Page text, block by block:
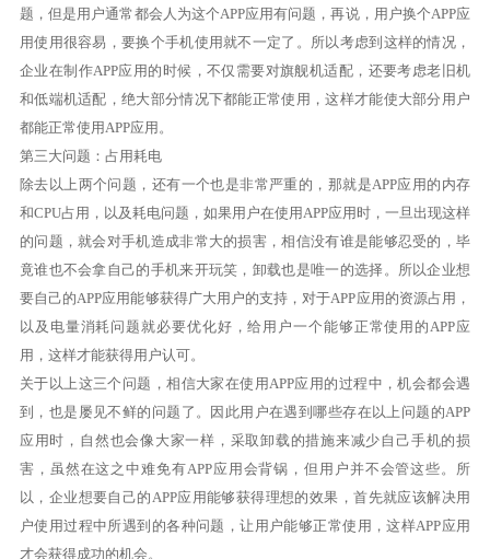
题，但是用户通常都会人为这个APP应用有问题，再说，用户换个APP应
用使用很容易，要换个手机使用就不一定了。所以考虑到这样的情况，
企业在制作APP应用的时候，不仅需要对旗舰机适配，还要考虑老旧机
和低端机适配，绝大部分情况下都能正常使用，这样才能使大部分用户
都能正常使用APP应用。
第三大问题：占用耗电
除去以上两个问题，还有一个也是非常严重的，那就是APP应用的内存
和CPU占用，以及耗电问题，如果用户在使用APP应用时，一旦出现这样
的问题，就会对手机造成非常大的损害，相信没有谁是能够忍受的，毕
竟谁也不会拿自己的手机来开玩笑，卸载也是唯一的选择。所以企业想
要自己的APP应用能够获得广大用户的支持，对于APP应用的资源占用，
以及电量消耗问题就必要优化好，给用户一个能够正常使用的APP应
用，这样才能获得用户认可。
关于以上这三个问题，相信大家在使用APP应用的过程中，机会都会遇
到，也是屡见不鲜的问题了。因此用户在遇到哪些存在以上问题的APP
应用时，自然也会像大家一样，采取卸载的措施来减少自己手机的损
害，虽然在这之中难免有APP应用会背锅，但用户并不会管这些。所
以，企业想要自己的APP应用能够获得理想的效果，首先就应该解决用
户使用过程中所遇到的各种问题，让用户能够正常使用，这样APP应用
才会获得成功的机会。